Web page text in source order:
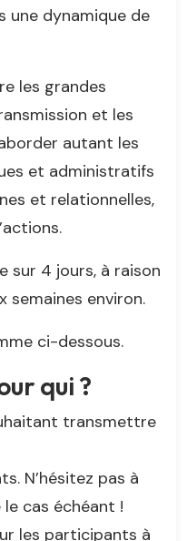
une dynamique de
les grandes
et les
autant les
et administratifs
et relationnelles,
sur 4 jours, à raison
semaines environ.
ci-dessous.
qui ?
transmettre
N’hésitez pas à
cas échéant !
les participants à